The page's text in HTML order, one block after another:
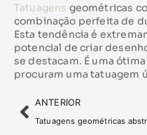
Tatuagens geométricas
combinação perfeita de
Esta tendência é
potencial de criar
se destacam. É uma
procuram uma tatuagem
ANTERIOR